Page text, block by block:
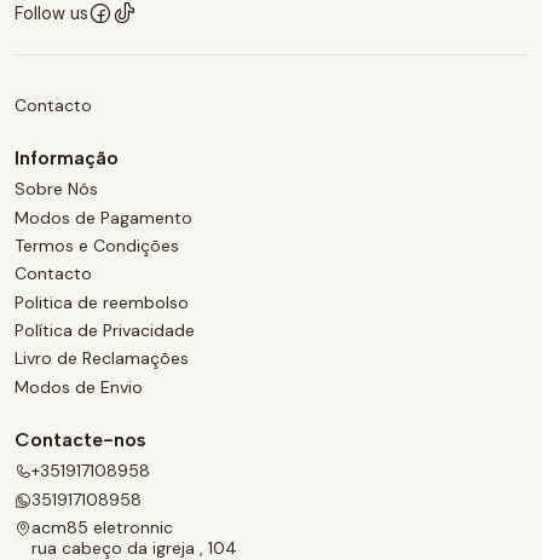
Follow us
Contacto
Informação
Sobre Nós
Modos de Pagamento
Termos e Condições
Contacto
Politica de reembolso
Política de Privacidade
Livro de Reclamações
Modos de Envio
Contacte-nos
+351917108958
351917108958
acm85 eletronnic
rua cabeço da igreja , 104